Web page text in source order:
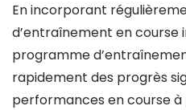
En incorporant
d’entraînement en
programme
rapidement des progrès
performances en course à